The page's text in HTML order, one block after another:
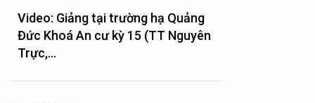
Video: Giảng tại trường hạ Quảng
Đức Khoá An cư kỳ 15 (TT Nguyên
Trực,...